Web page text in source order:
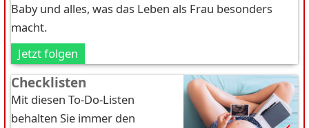
Baby und alles, was das Leben als Frau besonders
macht.
Jetzt folgen
Checklisten
Mit diesen To-Do-Listen
behalten Sie immer den